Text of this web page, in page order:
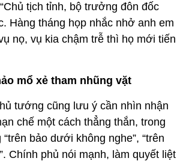
tịch tỉnh, bộ trưởng đôn đốc
Hàng tháng họp nhắc nhở anh em
nọ, vụ kia chậm trễ thì họ mới tiến
mổ xẻ tham nhũng vặt
tướng cũng lưu ý cần nhìn nhận
chế một cách thẳng thắn, trong
bảo dưới không nghe”, “trên
Chính phủ nói mạnh, làm quyết liệt